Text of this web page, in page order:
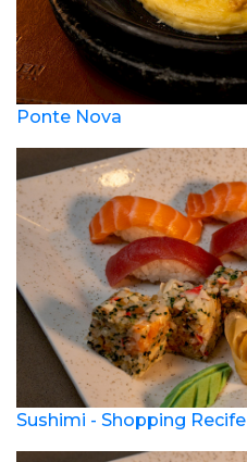
Ponte Nova
Sushimi - Shopping Recife